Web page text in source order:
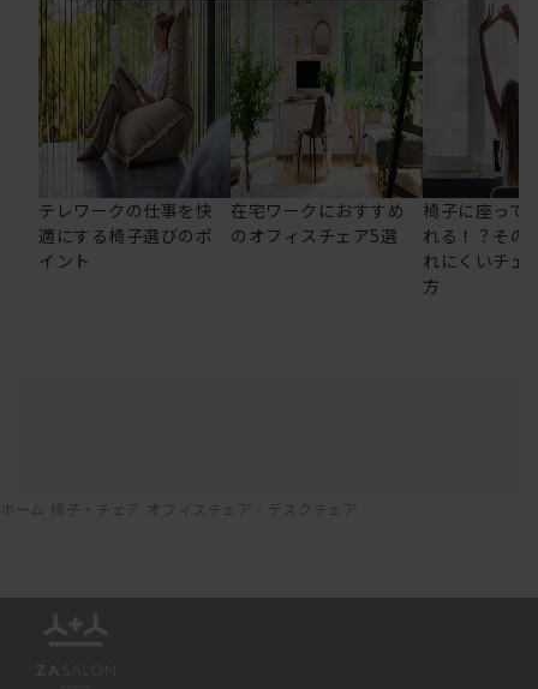
テレワークの仕事を快
適にする椅子選びのポ
イント
在宅ワークにおすすめ
のオフィスチェア5選
椅子に座って
れる！？その
れにくいチェ
方
ホーム 椅子・チェア オフィスチェア・デスクチェア